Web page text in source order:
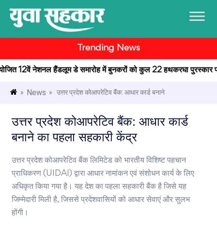
Trending News
12वें नेशनल हैंडलूम डे समारोह में बुनकरों को कुल 22 हथकरघा पुरस्कार
» News » उत्तर प्रदेश कोआपरेटिव बैंक: आधार कार्ड बनाने
उत्तर प्रदेश कोआपरेटिव बैंक: आधार कार्ड
बनाने का पहला सहकारी केंद्र
उत्तर प्रदेश कोआपरेटिव बैंक लिमिटेड को भारतीय विशिष्ट पहचान
प्राधिकरण (UIDAI) द्वारा आधार नामांकन एवं संशोधन कार्य के लिए
अधिकृत किया गया है। यह देश का पहला सहकारी बैंक है जिसे यह
जिम्मेदारी मिली है, जिससे प्रदेशवासियों को आधार सेवाएं और सुलभ
होंगी।